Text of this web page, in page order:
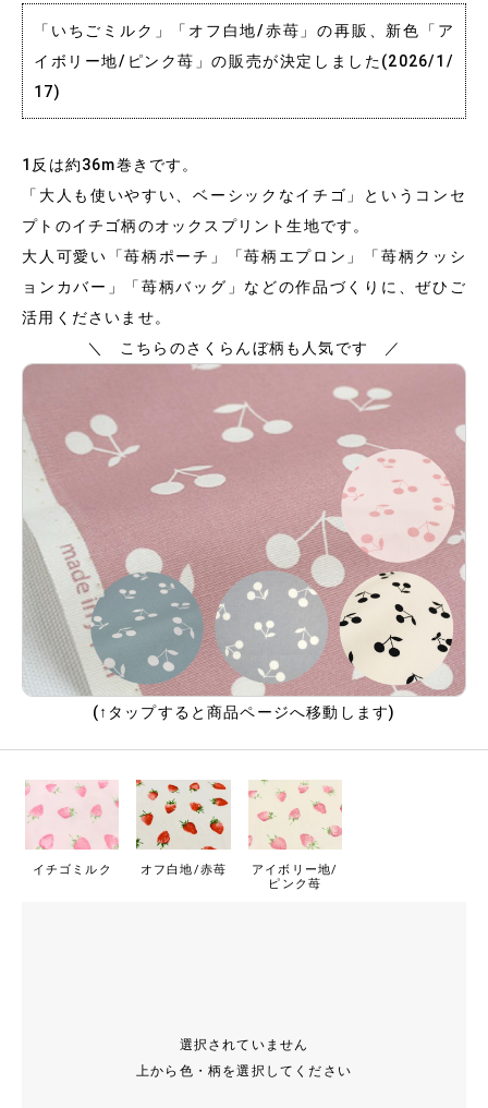
「いちごミルク」「オフ白地/赤苺」の再販、新色「ア
イボリー地/ピンク苺」の販売が決定しました(2026/1/
17)
1反は約36m巻きです。
「大人も使いやすい、ベーシックなイチゴ」というコンセ
プトのイチゴ柄のオックスプリント生地です。
大人可愛い「苺柄ポーチ」「苺柄エプロン」「苺柄クッシ
ョンカバー」「苺柄バッグ」などの作品づくりに、ぜひご
活用くださいませ。
＼ こちらのさくらんぼ柄も人気です ／
(↑タップすると商品ページへ移動します)
イチゴミルク オフ白地/赤苺
アイボリー地/
ピンク苺
選択されていません
上から色・柄を選択してください